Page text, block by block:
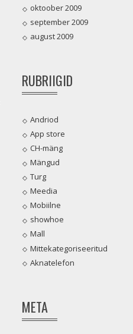
oktoober 2009
september 2009
august 2009
RUBRIIGID
Andriod
App store
CH-mäng
Mängud
Turg
Meedia
Mobiilne
showhoe
Mall
Mittekategoriseeritud
Aknatelefon
META